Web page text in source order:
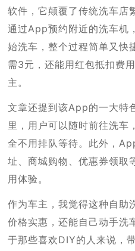
软件，它颠覆了传统洗车店
通过App预约附近的洗车机
始洗车，整个过程简单又快
需3元，还能用红包抵扣费
主。
文章还提到该App的一大特
里，用户可以随时前往洗车
全不用排队等待。此外，
址、商城购物、优惠券领取
用体验。
作为车主，我觉得这种自助
价格实惠，还能自己动手洗
于那些喜欢DIY的人来说，